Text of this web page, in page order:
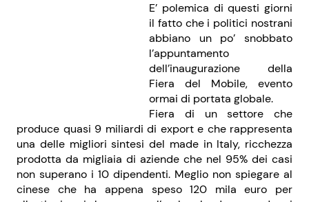
E’ polemica di questi giorni
il fatto che i politici nostrani
abbiano un po’ snobbato
l’appuntamento
dell’inaugurazione della
Fiera del Mobile, evento
ormai di portata globale.
Fiera di un settore che
produce quasi 9 miliardi di export e che rappresenta
una delle migliori sintesi del made in Italy, ricchezza
prodotta da migliaia di aziende che nel 95% dei casi
non superano i 10 dipendenti. Meglio non spiegare al
cinese che ha appena speso 120 mila euro per